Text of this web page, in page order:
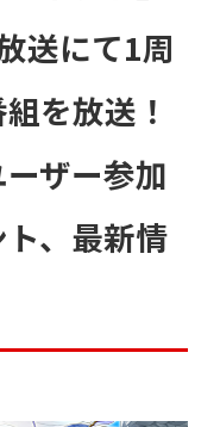
送にて1周
を放送！
ザー参加
、最新情